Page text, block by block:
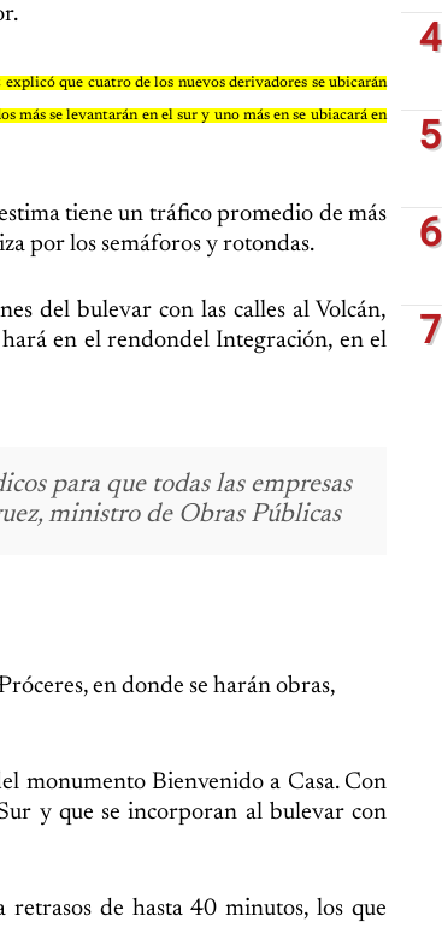
que cuatro de los nuevos derivadores se ubicarán
se levantarán en el sur y uno más en se ubiacará en
tiene un tráfico promedio de más
por los semáforos y rotondas.
del bulevar con las calles al Volcán,
en el rendondel Integración, en el
para que todas las empresas
ministro de Obras Públicas
en donde se harán obras,
monumento Bienvenido a Casa. Con
y que se incorporan al bulevar con
retrasos de hasta 40 minutos, los que
4
5
6
7